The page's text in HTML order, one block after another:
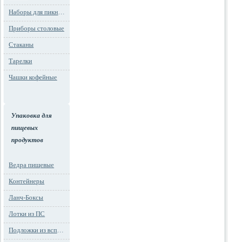
Наборы для пикника
Приборы столовые
Стаканы
Тарелки
Чашки кофейные
Упаковка для
пищевых
продуктов
Ведра пищевые
Контейнеры
Ланч-Боксы
Лотки из ПС
Подложки из вспененного ПС